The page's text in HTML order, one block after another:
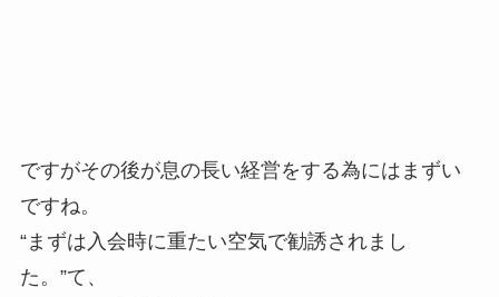
ですがその後が息の長い経営をする為にはまずい
ですね。
“まずは入会時に重たい空気で勧誘されまし
た。”て、